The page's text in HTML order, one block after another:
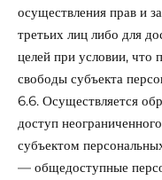
осуществления прав и
третьих лиц либо для
целей при условии, что
свободы субъекта
6.6. Осуществляется
доступ
субъектом
— общедоступные